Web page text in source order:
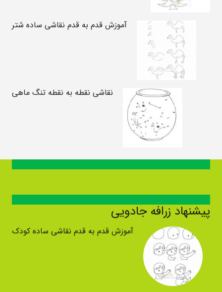
آموزش قدم به قدم نقاشی ساده شتر
نقاشی نقطه به نقطه تنگ ماهی
پیشنهاد زرافه جادویی
آموزش قدم به قدم نقاشی ساده کودک